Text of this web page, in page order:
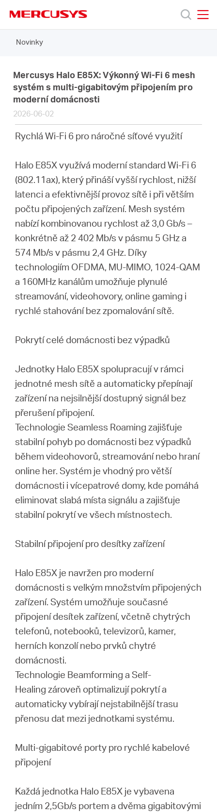
navigation
Produkty
Podpora
Czech
Republic
Czech
Novinky
Mercusys Halo E85X: Výkonný Wi-Fi 6 mesh
systém s multi-gigabitovým připojením pro
moderní domácnosti
2026-06-02
Rychlá Wi-Fi 6 pro náročné síťové využití
Halo E85X využívá moderní standard Wi-Fi 6
(802.11ax), který přináší vyšší rychlost, nižší
latenci a efektivnější provoz sítě i při větším
počtu připojených zařízení. Mesh systém
nabízí kombinovanou rychlost až 3,0 Gb/s –
konkrétně až 2 402 Mb/s v pásmu 5 GHz a
574 Mb/s v pásmu 2,4 GHz. Díky
technologiím OFDMA, MU-MIMO, 1024-QAM
a 160MHz kanálům umožňuje plynulé
streamování, videohovory, online gaming i
rychlé stahování bez zpomalování sítě.
Pokrytí celé domácnosti bez výpadků
Jednotky Halo E85X spolupracují v rámci
jednotné mesh sítě a automaticky přepínají
zařízení na nejsilnější dostupný signál bez
přerušení připojení.
Technologie Seamless Roaming zajišťuje
stabilní pohyb po domácnosti bez výpadků
během videohovorů, streamování nebo hraní
online her. Systém je vhodný pro větší
domácnosti i vícepatrové domy, kde pomáhá
eliminovat slabá místa signálu a zajišťuje
stabilní pokrytí ve všech místnostech.
Stabilní připojení pro desítky zařízení
Halo E85X je navržen pro moderní
domácnosti s velkým množstvím připojených
zařízení. Systém umožňuje současné
připojení desítek zařízení, včetně chytrých
telefonů, notebooků, televizorů, kamer,
herních konzolí nebo prvků chytré
domácnosti.
Technologie Beamforming a Self-
Healing zároveň optimalizují pokrytí a
automaticky vybírají nejstabilnější trasu
přenosu dat mezi jednotkami systému.
Multi-gigabitové porty pro rychlé kabelové
připojení
Každá jednotka Halo E85X je vybavena
jedním 2,5Gb/s portem a dvěma gigabitovými